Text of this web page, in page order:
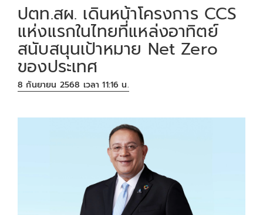
ปตท.สผ. เดินหน้าโครงการ CCS
แห่งแรกในไทยที่แหล่งอาทิตย์
สนับสนุนเป้าหมาย Net Zero
ของประเทศ
8 กันยายน 2568 เวลา 11:16 น.